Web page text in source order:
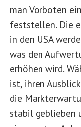
man Vorboten
feststellen. Die
in den USA
was den
erhöhen wird.
ist, ihren
die
stabil geblieben